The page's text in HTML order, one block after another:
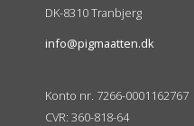
DK-8310 Tranbjerg
info@pigmaatten.dk
Konto nr. 7266-0001162767
CVR: 360-818-64